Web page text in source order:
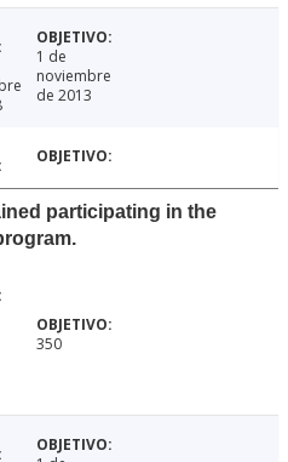
1 de
noviembre
de 2013
participating in the
350